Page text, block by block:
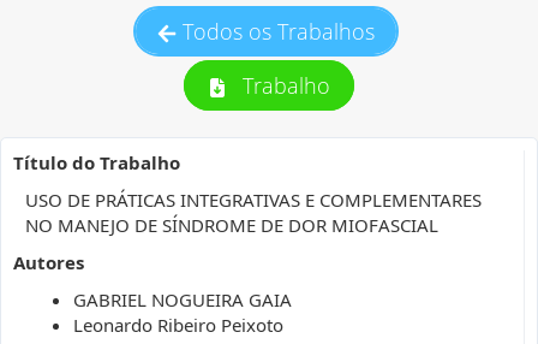
Todos os Trabalhos
Trabalho
Título do Trabalho
USO DE PRÁTICAS INTEGRATIVAS E COMPLEMENTARES
NO MANEJO DE SÍNDROME DE DOR MIOFASCIAL
Autores
GABRIEL NOGUEIRA GAIA
Leonardo Ribeiro Peixoto